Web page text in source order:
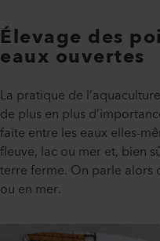
Élevage des
eaux ouvertes
La pratique de
de plus en plus
faite entre les eaux elles-
fleuve, lac ou mer et, bien
terre ferme. On parle alors
ou en mer.